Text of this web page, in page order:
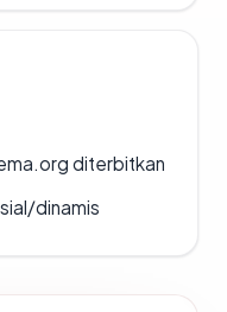
diterbitkan
dinamis